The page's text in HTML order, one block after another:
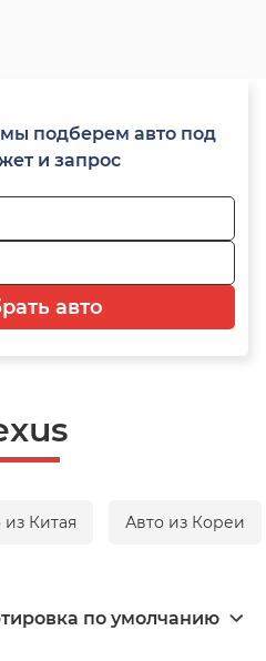
подберем авто под
и запрос
авто
из Китая Авто из Кореи
по умолчанию